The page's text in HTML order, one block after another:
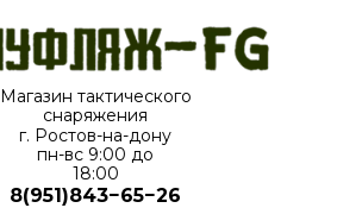
Магазин тактического
снаряжения
г. Ростов-на-дону
пн-вс⁠ 9:00 до
18:00
8(951)843−65−26